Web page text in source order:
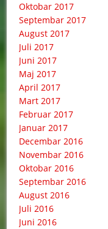
Oktobar 2017
Septembar 2017
August 2017
Juli 2017
Juni 2017
Maj 2017
April 2017
Mart 2017
Februar 2017
Januar 2017
Decembar 2016
Novembar 2016
Oktobar 2016
Septembar 2016
August 2016
Juli 2016
Juni 2016